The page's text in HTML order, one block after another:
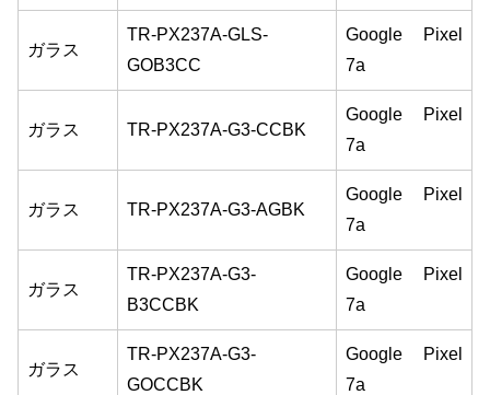
ガラス
TR-PX237A-GLS-
GOB3CC
Google Pixel
7a
ガラス TR-PX237A-G3-CCBK
Google Pixel
7a
ガラス TR-PX237A-G3-AGBK
Google Pixel
7a
ガラス
TR-PX237A-G3-
B3CCBK
Google Pixel
7a
ガラス
TR-PX237A-G3-
GOCCBK
Google Pixel
7a